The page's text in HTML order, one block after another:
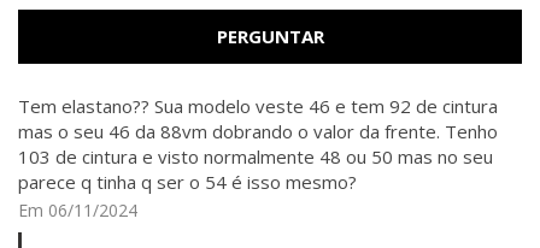
PERGUNTAR
Tem elastano?? Sua modelo veste 46 e tem 92 de cintura
mas o seu 46 da 88vm dobrando o valor da frente. Tenho
103 de cintura e visto normalmente 48 ou 50 mas no seu
parece q tinha q ser o 54 é isso mesmo?
Em 06/11/2024